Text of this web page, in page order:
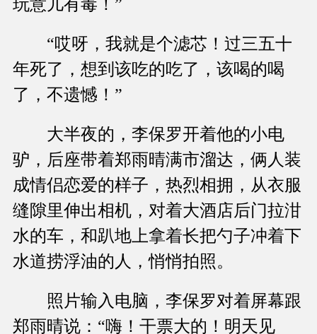
玩意儿有毒！”
“哎呀，我就是个滤芯！过三五十
年死了，想到该吃的吃了，该喝的喝
了，不遗憾！”
大半夜的，李保罗开着他的小电
驴，后座带着郑雨晴满市溜达，俩人装
成情侣恋爱的样子，热烈相拥，从衣服
缝隙里伸出相机，对着大酒店后门拉泔
水的车，和趴地上拿着长把勺子冲着下
水道捞浮油的人，悄悄拍照。
照片输入电脑，李保罗对着屏幕跟
郑雨晴说：“嗨！干票大的！明天见